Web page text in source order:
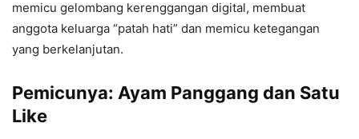
memicu gelombang kerenggangan digital, membuat
anggota keluarga “patah hati” dan memicu ketegangan
yang berkelanjutan.
Pemicunya: Ayam Panggang dan Satu
Like